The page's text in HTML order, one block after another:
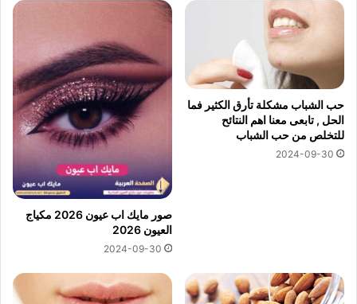
حب الشباب مشكلة تأرق الكثير فما
الحل , تابعى معنا اهم النتائح
للتخلص من حب الشباب
2024-09-30
صور مايك اب عيون 2026 مكياج
العيون 2026
2024-09-30